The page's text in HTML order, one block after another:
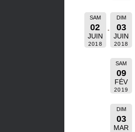
SAM
02
JUIN
2018
DIM
03
JUIN
2018
SAM
09
FÉV
2019
DIM
03
MAR